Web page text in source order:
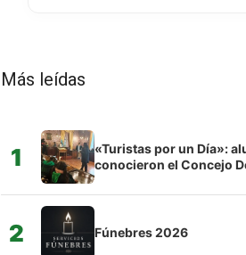
Más leídas
1
«Turistas por un Día»:
conocieron el Concejo
2 Fúnebres 2026